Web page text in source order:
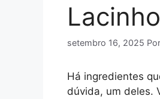
setembro 16, 2025 Por
Há ingredientes
dúvida, um deles.